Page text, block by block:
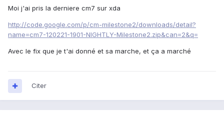
Moi j'ai pris la derniere cm7 sur xda
http://code.google.com/p/cm-milestone2/downloads/detail?
name=cm7-120221-1901-NIGHTLY-Milestone2.zip&can=2&q=
Avec le fix que je t'ai donné et sa marche, et ça a marché
Citer